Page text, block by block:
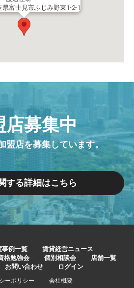
県富士見市ふじみ野東1-2-1
店募集中
盟店を募集しています。
する詳細はこちら
事例一覧
賃貸経営ニュース
格勉強会 個別相談会
店舗一覧
お問い合わせ ログイン
ーポリシー 会社概要